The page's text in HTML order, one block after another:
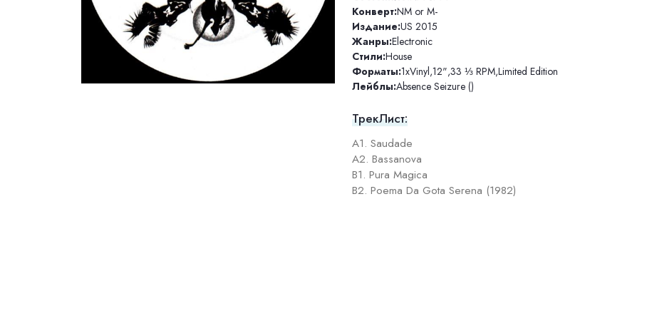
Конверт:NM or M-
Издание:US 2015
Жанры:Electronic
Стили:House
Форматы:1xVinyl,12",33 ⅓ RPM,Limited Edition
Лейблы:Absence Seizure ()
ТрекЛист:
A1. Saudade
A2. Bassanova
B1. Pura Magica
B2. Poema Da Gota Serena (1982)